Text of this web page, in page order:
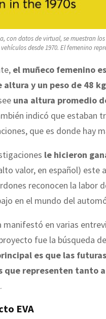
con datos de virtual, se muestran
desde 1970. El femenino
el muñeco femenino
altura y un peso de 48 kg
una altura promedio
indicó que estaban
que es donde hay
le hicieron
valor, en español) este
reconocen la labor
en el mundo del
manifestó en varias
fue la búsqueda
es que las
que representen tanto
.
EVA